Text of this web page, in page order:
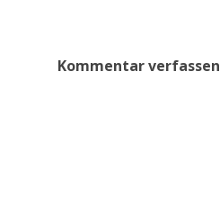
Kommentar verfassen